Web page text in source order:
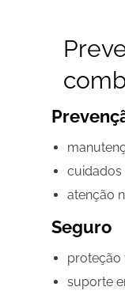
cuidados
atenção
Seguro
proteção
suporte